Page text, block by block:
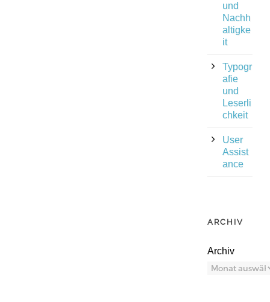
und
Nachh
altigke
it
Typogr
afie
und
Leserli
chkeit
User
Assist
ance
ARCHIV
Archiv